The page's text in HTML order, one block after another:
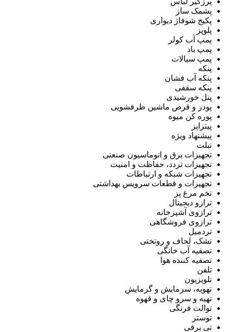
پشمک ساز
پکیج شوفاژ دیواری
پلوپز
پمپ آب کولر
پمپ باد
پمپ سیالات
پنکه
پنکه آب فشان
پنکه سقفی
پنل خورشیدی
پودر و قرص ماشین ظرفشویی
پوره کن میوه
پیتزاپز
پیشنهاد ویژه
تبلت
تجهیزات برق و اتوماسیون صنعتی
تجهیزات تردد، حفاظت و امنیت
تجهیزات شبکه و ارتباطات
تجهیزات و قطعات سرویس بهداشتی
تخم مرغ پز
ترازو دیجیتال
ترازوی آشپزخانه
ترازوی فروشگاهی
تردمیل
تشک، لحاف و روتختی
تصفیه آب خانگی
تصفیه کننده هوا
تلفن
تلویزیون
تهویه، سرمایش و گرمایش
تهیه و سرو چای و قهوه
توالت فرنگی
توستر
تی برقی